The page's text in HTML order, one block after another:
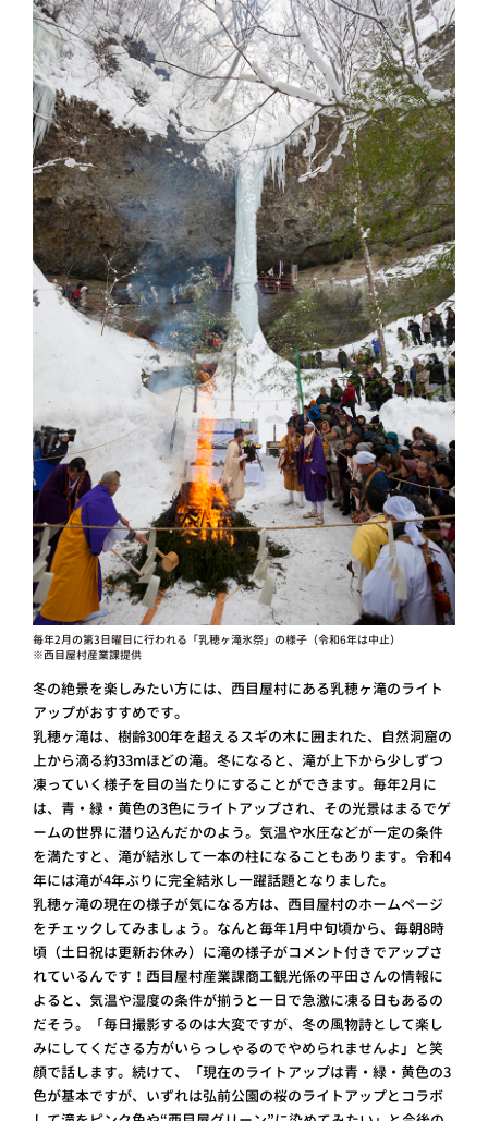
毎年2月の第3日曜日に行われる「乳穂ヶ滝氷祭」の様子（令和6年は中止）
※西目屋村産業課提供
冬の絶景を楽しみたい方には、西目屋村にある乳穂ヶ滝のライト
アップがおすすめです。
乳穂ヶ滝は、樹齢300年を超えるスギの木に囲まれた、自然洞窟の
上から滴る約33mほどの滝。冬になると、滝が上下から少しずつ
凍っていく様子を目の当たりにすることができます。毎年2月に
は、青・緑・黄色の3色にライトアップされ、その光景はまるでゲ
ームの世界に潜り込んだかのよう。気温や水圧などが一定の条件
を満たすと、滝が結氷して一本の柱になることもあります。令和4
年には滝が4年ぶりに完全結氷し一躍話題となりました。
乳穂ヶ滝の現在の様子が気になる方は、西目屋村のホームページ
をチェックしてみましょう。なんと毎年1月中旬頃から、毎朝8時
頃（土日祝は更新お休み）に滝の様子がコメント付きでアップさ
れているんです！西目屋村産業課商工観光係の平田さんの情報に
よると、気温や湿度の条件が揃うと一日で急激に凍る日もあるの
だそう。「毎日撮影するのは大変ですが、冬の風物詩として楽し
みにしてくださる方がいらっしゃるのでやめられませんよ」と笑
顔で話します。続けて、「現在のライトアップは青・緑・黄色の3
色が基本ですが、いずれは弘前公園の桜のライトアップとコラボ